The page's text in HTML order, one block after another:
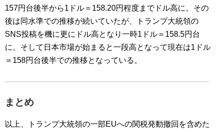
157円台後半から1ドル＝158.20円程度までドル高に。その
後は同水準での推移が続いていたが、トランプ大統領の
SNS投稿を機に更にドル高となり一時1ドル＝158.5円台
に。そして日本市場が始まると一段高となって現在は1ドル
＝158円台後半での推移となっている。
まとめ
以上、トランプ大統領の一部EUへの関税発動撤回を含めた